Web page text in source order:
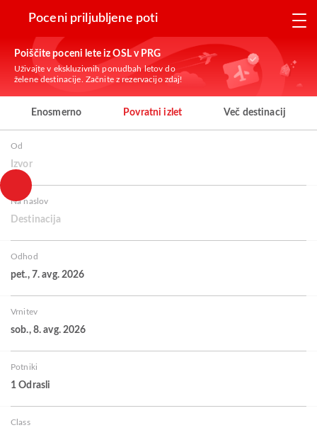
Poceni priljubljene poti
Poiščite poceni lete iz OSL v PRG
Uživajte v ekskluzivnih ponudbah letov do
želene destinacije. Začnite z rezervacijo zdaj!
Enosmerno Povratni izlet Več destinacij
Od
Izvor
Na naslov
Destinacija
Odhod
pet., 7. avg. 2026
Vrnitev
sob., 8. avg. 2026
Potniki
1 Odrasli
Class